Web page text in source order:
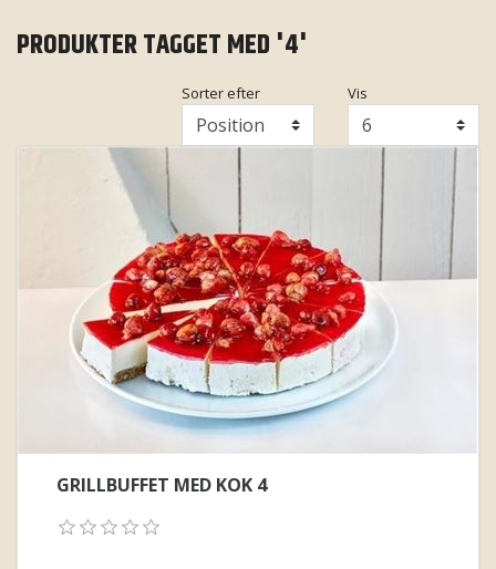
PRODUKTER TAGGET MED '4'
Sorter efter
Vis
GRILLBUFFET MED KOK 4